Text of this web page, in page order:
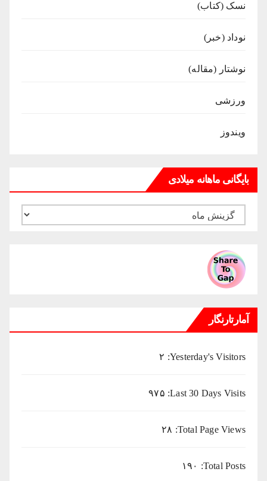
نسک (کتاب)
نوداد (خبر)
نوشتار (مقاله)
ورزشی
ویندوز
بایگانی ماهانه میلادی
بایگانی
میلادی
آمارتارنگار
Yesterday's Visitors: ۲
Last 30 Days Visits: ۹۷۵
Total Page Views: ۲۸
Total Posts: ۱۹۰